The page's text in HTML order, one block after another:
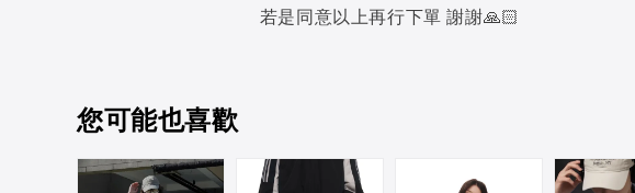
若是同意以上再行下單 謝謝🙏🏻
您可能也喜歡